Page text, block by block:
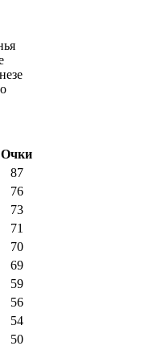
Очки
87
76
73
71
70
69
59
56
54
50